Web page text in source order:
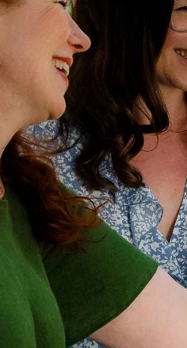
KOKOUS-, LOMA- JA
Kokouspaketit
Kokoustilat
Toimitusehdot
& virkistys
& ohjelmat
& Wine Rauhalahti